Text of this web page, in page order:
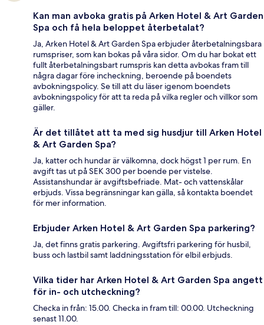
Kan man avboka gratis på Arken Hotel & Art Garden
Spa och få hela beloppet återbetalat?
Ja, Arken Hotel & Art Garden Spa erbjuder återbetalningsbara
rumspriser, som kan bokas på våra sidor. Om du har bokat ett
fullt återbetalningsbart rumspris kan detta avbokas fram till
några dagar före incheckning, beroende på boendets
avbokningspolicy. Se till att du läser igenom boendets
avbokningspolicy för att ta reda på vilka regler och villkor som
gäller.
Är det tillåtet att ta med sig husdjur till Arken Hotel
& Art Garden Spa?
Ja, katter och hundar är välkomna, dock högst 1 per rum. En
avgift tas ut på SEK 300 per boende per vistelse.
Assistanshundar är avgiftsbefriade. Mat- och vattenskålar
erbjuds. Vissa begränsningar kan gälla, så kontakta boendet
för mer information.
Erbjuder Arken Hotel & Art Garden Spa parkering?
Ja, det finns gratis parkering. Avgiftsfri parkering för husbil,
buss och lastbil samt laddningsstation för elbil erbjuds.
Vilka tider har Arken Hotel & Art Garden Spa angett
för in- och utcheckning?
Checka in från: 15.00. Checka in fram till: 00.00. Utcheckning
senast 11.00.